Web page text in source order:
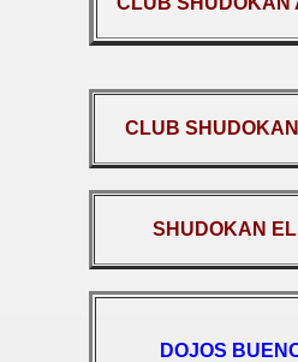
CLUB
SHUDOKAN
DOJOS